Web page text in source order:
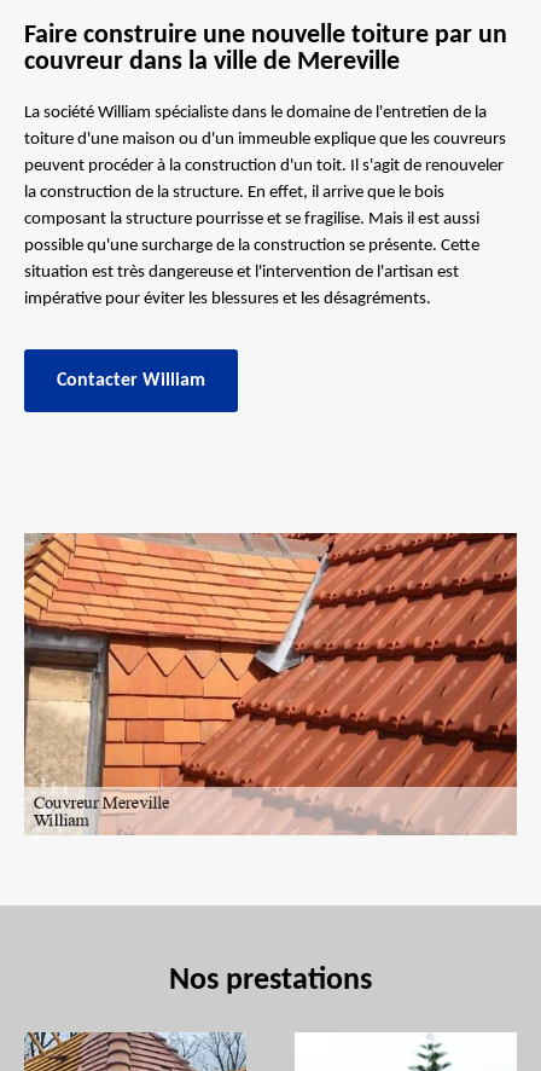
Faire construire une nouvelle toiture par un
couvreur dans la ville de Mereville
La société William spécialiste dans le domaine de l'entretien de la
toiture d'une maison ou d'un immeuble explique que les couvreurs
peuvent procéder à la construction d'un toit. Il s'agit de renouveler
la construction de la structure. En effet, il arrive que le bois
composant la structure pourrisse et se fragilise. Mais il est aussi
possible qu'une surcharge de la construction se présente. Cette
situation est très dangereuse et l'intervention de l'artisan est
impérative pour éviter les blessures et les désagréments.
Contacter William
Nos prestations